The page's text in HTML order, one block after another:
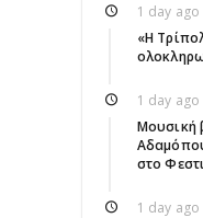
1 day ago
«Η
1 day ago
Μουσική
στο
1 day ago